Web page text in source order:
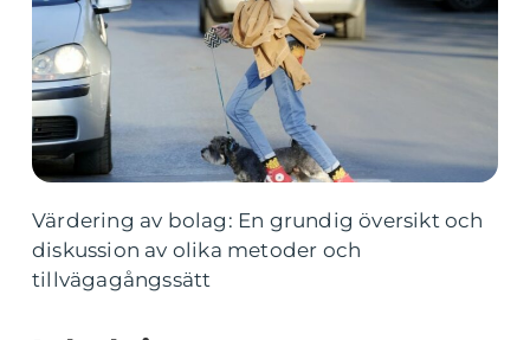
Värdering av bolag: En grundig översikt och
diskussion av olika metoder och
tillvägagångssätt